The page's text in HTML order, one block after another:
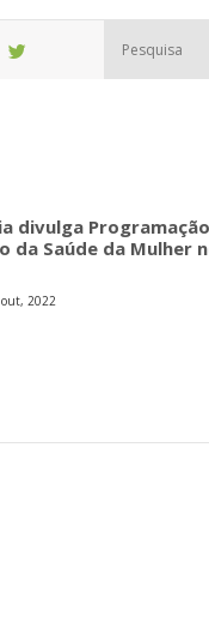
divulga
da Saúde da Mulher
out, 2022